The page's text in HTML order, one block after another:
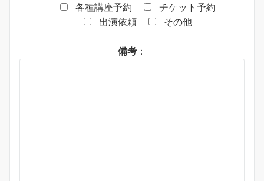
各種講座予約
チケット予約
出演依頼
その他
備考 ：